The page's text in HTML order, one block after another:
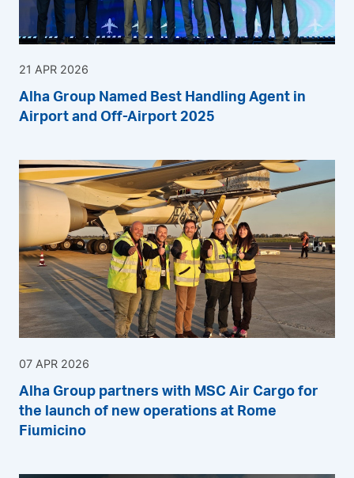
21 APR 2026
Alha Group Named Best Handling Agent in
Airport and Off-Airport 2025
07 APR 2026
Alha Group partners with MSC Air Cargo for
the launch of new operations at Rome
Fiumicino